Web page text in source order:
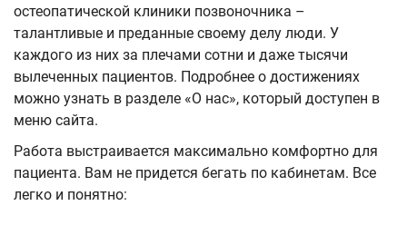
остеопатической клиники позвоночника –
талантливые и преданные своему делу люди. У
каждого из них за плечами сотни и даже тысячи
вылеченных пациентов. Подробнее о достижениях
можно узнать в разделе «О нас», который доступен в
меню сайта.
Работа выстраивается максимально комфортно для
пациента. Вам не придется бегать по кабинетам. Все
легко и понятно: